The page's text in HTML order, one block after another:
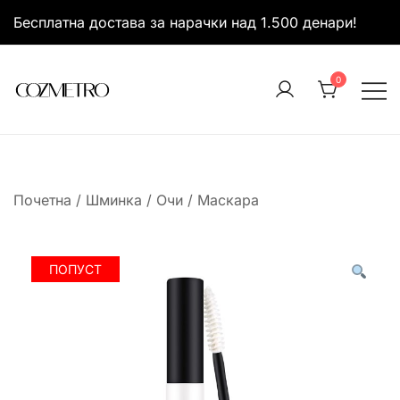
Бесплатна достава за нарачки над 1.500 денари!
0
Почетна / Шминка / Очи / Маскара
ПОПУСТ